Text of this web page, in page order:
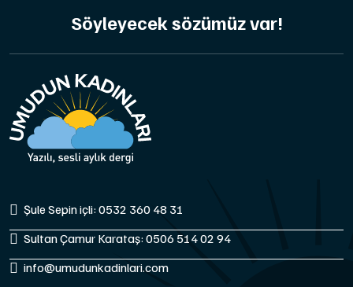
Söyleyecek sözümüz var!
Şule Sepin içli: 0532 360 48 31
Sultan Çamur Karataş: 0506 514 02 94
info@umudunkadinlari.com